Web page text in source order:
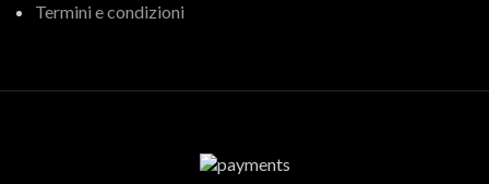
Termini e condizioni